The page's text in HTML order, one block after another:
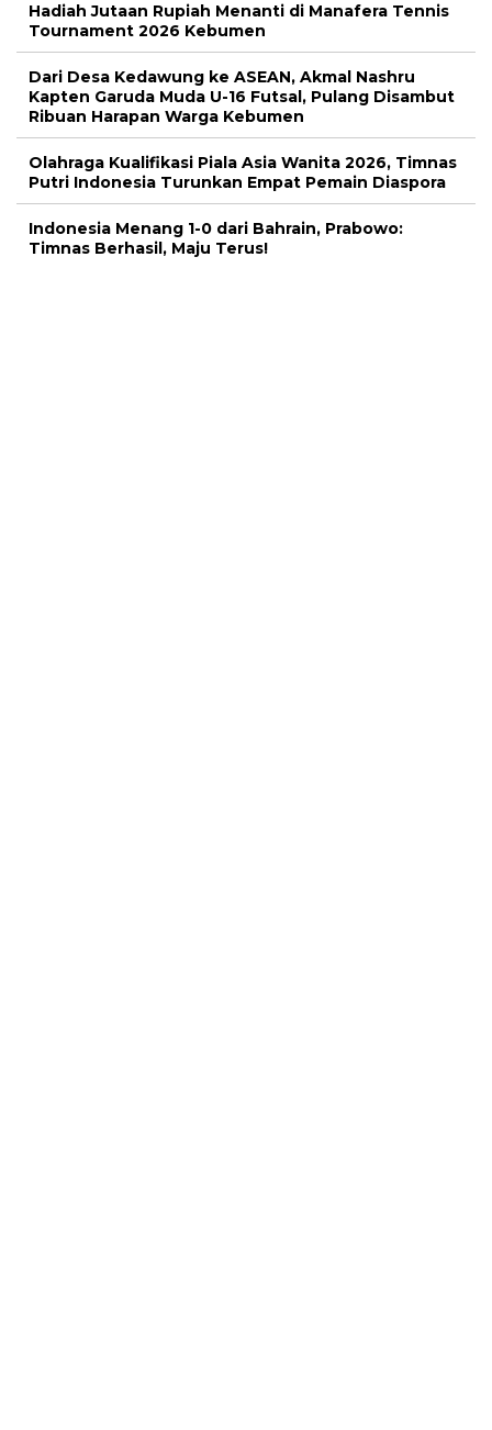
Hadiah Jutaan Rupiah Menanti di Manafera Tennis
Tournament 2026 Kebumen
Dari Desa Kedawung ke ASEAN, Akmal Nashru
Kapten Garuda Muda U-16 Futsal, Pulang Disambut
Ribuan Harapan Warga Kebumen
Olahraga Kualifikasi Piala Asia Wanita 2026, Timnas
Putri Indonesia Turunkan Empat Pemain Diaspora
Indonesia Menang 1-0 dari Bahrain, Prabowo:
Timnas Berhasil, Maju Terus!